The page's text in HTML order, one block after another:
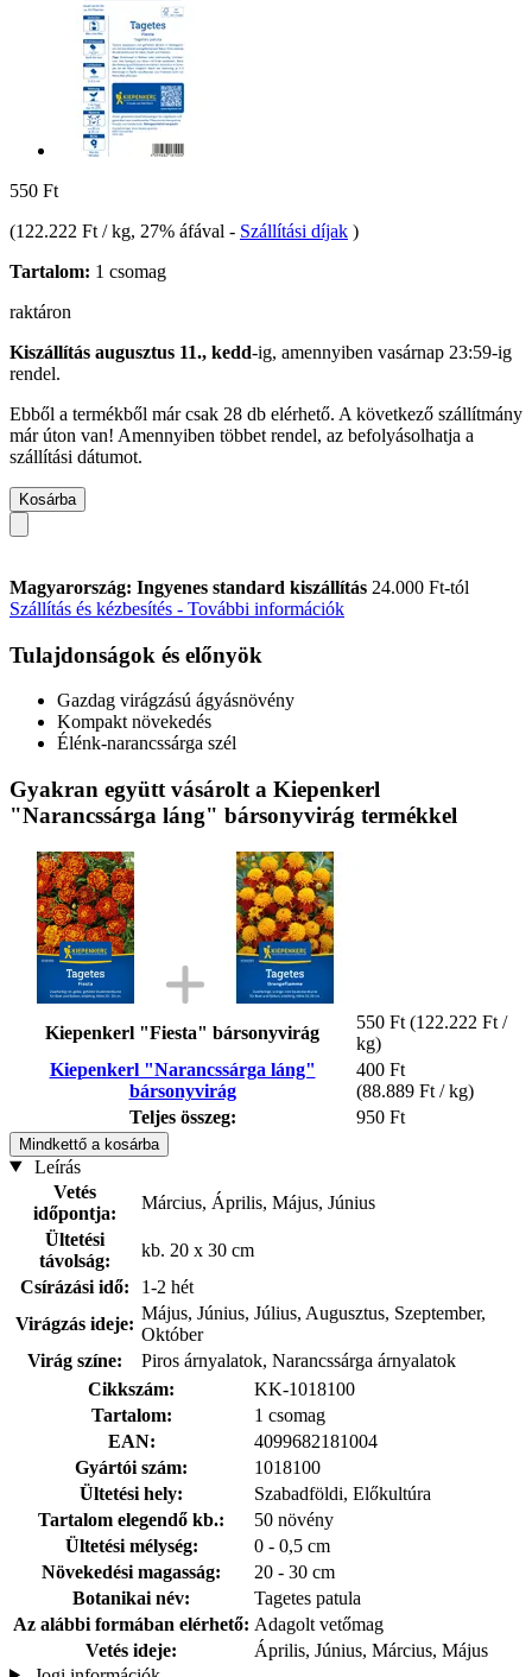
550 Ft
(122.222 Ft / kg, 27% áfával - Szállítási díjak )
Tartalom: 1 csomag
raktáron
Kiszállítás augusztus 11., kedd-ig, amennyiben vasárnap 23:59-ig
rendel.
Ebből a termékből már csak 28 db elérhető. A következő szállítmány
már úton van! Amennyiben többet rendel, az befolyásolhatja a
szállítási dátumot.
Kosárba
Magyarország: Ingyenes standard kiszállítás 24.000 Ft-tól
Szállítás és kézbesítés - További információk
Tulajdonságok és előnyök
Gazdag virágzású ágyásnövény
Kompakt növekedés
Élénk-narancssárga szél
Gyakran együtt vásárolt a Kiepenkerl
"Narancssárga láng" bársonyvirág termékkel
Kiepenkerl "Fiesta" bársonyvirág
550 Ft (122.222 Ft /
kg)
Kiepenkerl "Narancssárga láng"
bársonyvirág
400 Ft
(88.889 Ft / kg)
Teljes összeg:
950 Ft
Mindkettő a kosárba
Leírás
Vetés
időpontja:
Március, Április, Május, Június
Ültetési
távolság:
kb. 20 x 30 cm
Csírázási idő:
1-2 hét
Virágzás ideje:
Május, Június, Július, Augusztus, Szeptember,
Október
Virág színe:
Piros árnyalatok, Narancssárga árnyalatok
Cikkszám:
KK-1018100
Tartalom:
1 csomag
EAN:
4099682181004
Gyártói szám:
1018100
Ültetési hely:
Szabadföldi, Előkultúra
Tartalom elegendő kb.:
50 növény
Ültetési mélység:
0 - 0,5 cm
Növekedési magasság:
20 - 30 cm
Botanikai név:
Tagetes patula
Az alábbi formában elérhető: Adagolt vetőmag
Vetés ideje:
Április, Június, Március, Május